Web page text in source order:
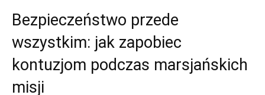
Bezpieczeństwo przede
wszystkim: jak zapobiec
kontuzjom podczas marsjańskich
misji